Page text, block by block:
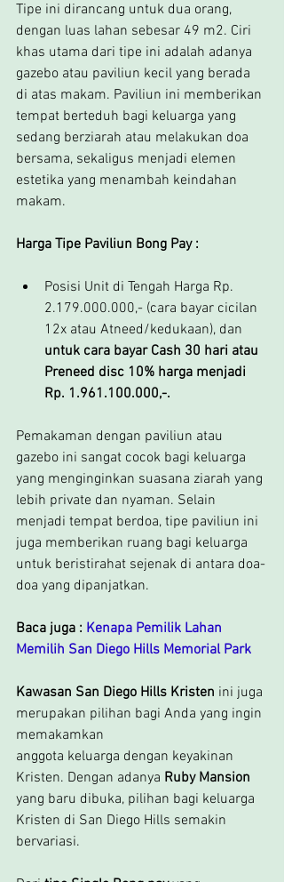
Tipe ini dirancang untuk dua orang,
dengan luas lahan sebesar 49 m2. Ciri
khas utama dari tipe ini adalah adanya
gazebo atau paviliun kecil yang berada
di atas makam. Paviliun ini memberikan
tempat berteduh bagi keluarga yang
sedang berziarah atau melakukan doa
bersama, sekaligus menjadi elemen
estetika yang menambah keindahan
makam.
Harga Tipe Paviliun Bong Pay :
Posisi Unit di Tengah Harga Rp.
2.179.000.000,- (cara bayar cicilan
12x atau Atneed/kedukaan), dan
untuk cara bayar Cash 30 hari atau
Preneed disc 10% harga menjadi
Rp. 1.961.100.000,-.
Pemakaman dengan paviliun atau
gazebo ini sangat cocok bagi keluarga
yang menginginkan suasana ziarah yang
lebih private dan nyaman. Selain
menjadi tempat berdoa, tipe paviliun ini
juga memberikan ruang bagi keluarga
untuk beristirahat sejenak di antara doa-
doa yang dipanjatkan.
Baca juga : Kenapa Pemilik Lahan
Memilih San Diego Hills Memorial Park
Kawasan San Diego Hills Kristen ini juga
merupakan pilihan bagi Anda yang ingin
memakamkan
anggota keluarga dengan keyakinan
Kristen. Dengan adanya Ruby Mansion
yang baru dibuka, pilihan bagi keluarga
Kristen di San Diego Hills semakin
bervariasi.